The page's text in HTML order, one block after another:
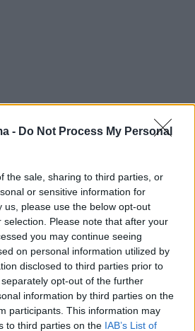
- Do Not Process My Personal
the sale, sharing to third parties, or
or sensitive information for
us, please use the below opt-out
Please note that after your
you may continue seeing
on personal information utilized by
disclosed to third parties prior to
opt-out of the further
information by third parties on the
participants. This information may
to third parties on the IAB’s List of